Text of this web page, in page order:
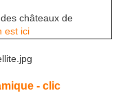
châteaux de
est ici
- clic